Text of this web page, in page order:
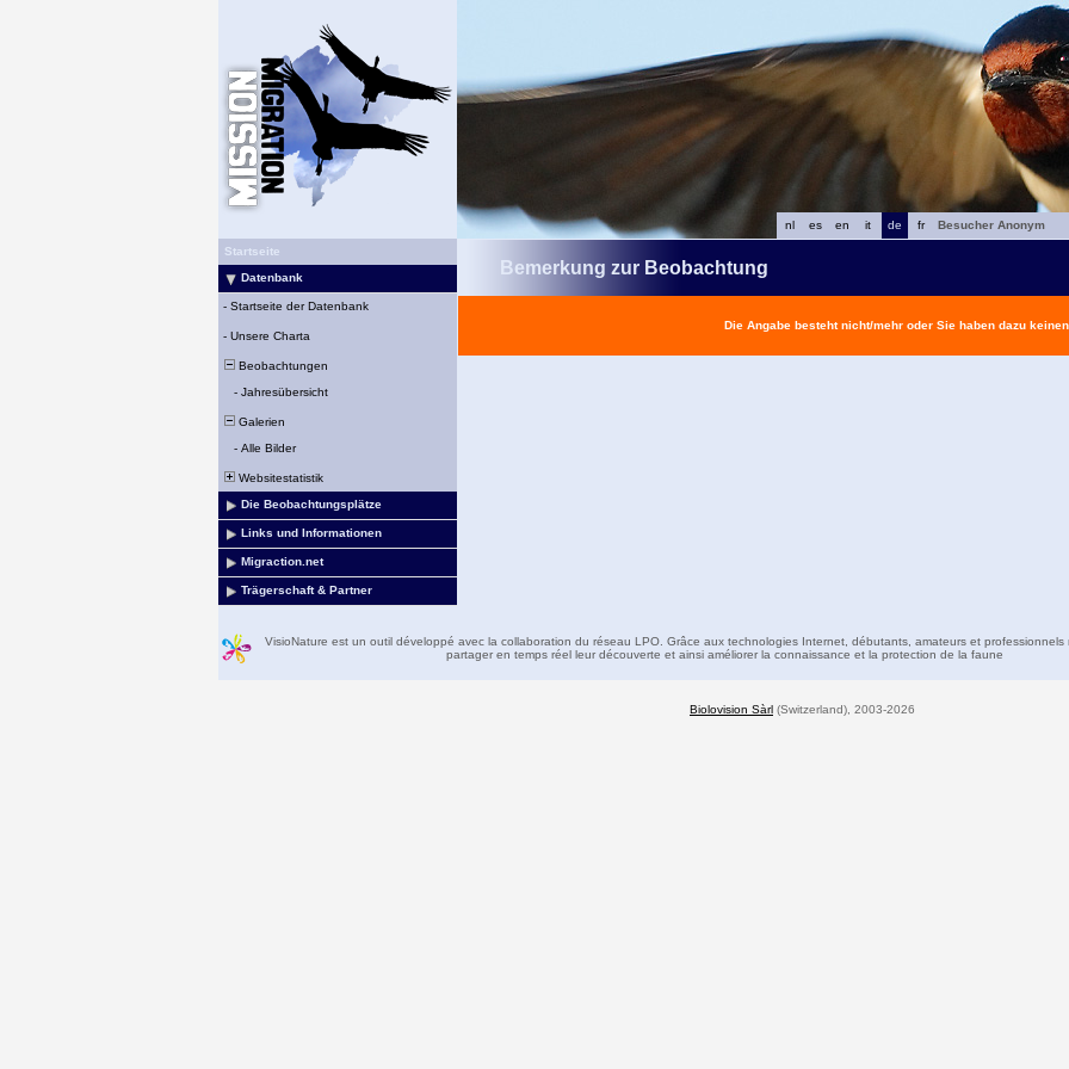
fr
de
it
en
es
nl
Besucher Anonym
Startseite
Datenbank
- Startseite der Datenbank
- Unsere Charta
Beobachtungen
- Jahresübersicht
Galerien
- Alle Bilder
Websitestatistik
Die Beobachtungsplätze
Links und Informationen
Migraction.net
Trägerschaft & Partner
Bemerkung zur Beobachtung
Die Angabe besteht nicht/mehr oder Sie haben dazu keinen
VisioNature est un outil développé avec la collaboration du réseau LPO. Grâce aux technologies Internet, débutants, amateurs et professionnels
partager en temps réel leur découverte et ainsi améliorer la connaissance et la protection de la faune
Biolovision Sàrl (Switzerland), 2003-2026